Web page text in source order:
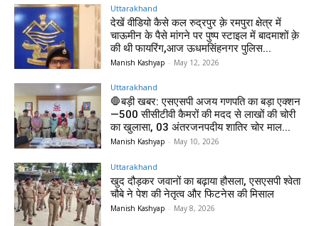
Uttarakhand
देखें वीडियो कैसे कल रुद्रपुर क़े रमपुरा क्षेत्र में
चाऊमीन के पैसे मांगने पर पुष्प स्टाइल में बादमाशों क़े
की थी फायरिंग,आज ऊधमसिंहनगर पुलिस...
Manish Kashyap - May 12, 2026
Uttarakhand
🛑बड़ी खबर: एसएसपी अजय गणपति का बड़ा एक्शन
—500 सीसीटीवी कैमरों की मदद से लाखों की चोरी
का खुलासा, 03 अंतरजनपदीय शातिर चोर माल...
Manish Kashyap - May 10, 2026
Uttarakhand
खुद दौड़कर जवानों का बढ़ाया हौसला, एसएसपी श्वेता
चौबे ने पेश की नेतृत्व और फिटनेस की मिसाल
Manish Kashyap - May 8, 2026